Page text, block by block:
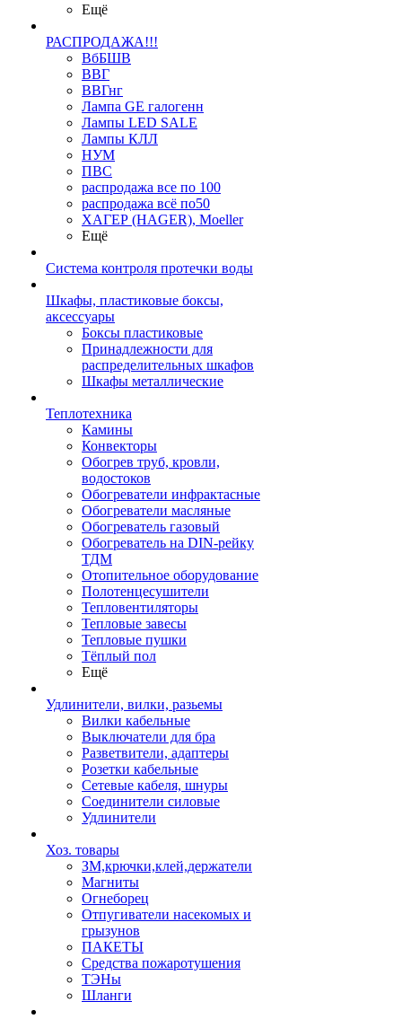
Ещё
РАСПРОДАЖА!!!
ВбБШВ
ВВГ
ВВГнг
Лампа GE галогенн
Лампы LED SALE
Лампы КЛЛ
НУМ
ПВС
распродажа все по 100
распродажа всё по50
ХАГЕР (HAGER), Moeller
Ещё
Система контроля протечки воды
Шкафы, пластиковые боксы,
аксессуары
Боксы пластиковые
Принадлежности для
распределительных шкафов
Шкафы металлические
Теплотехника
Камины
Конвекторы
Обогрев труб, кровли,
водостоков
Обогреватели инфрактасные
Обогреватели масляные
Обогреватель газовый
Обогреватель на DIN-рейку
ТДМ
Отопительное оборудование
Полотенцесушители
Тепловентиляторы
Тепловые завесы
Тепловые пушки
Тёплый пол
Ещё
Удлинители, вилки, разьемы
Вилки кабельные
Выключатели для бра
Разветвители, адаптеры
Розетки кабельные
Сетевые кабеля, шнуры
Соединители силовые
Удлинители
Хоз. товары
ЗМ,крючки,клей,держатели
Магниты
Огнеборец
Отпугиватели насекомых и
грызунов
ПАКЕТЫ
Средства пожаротушения
ТЭНы
Шланги